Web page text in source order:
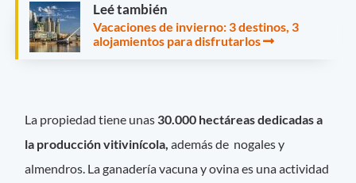
Leé también
Vacaciones de invierno: 3 destinos, 3
alojamientos para disfrutarlos
La propiedad tiene unas 30.000 hectáreas dedicadas a
la producción vitivinícola, además de nogales y
almendros. La ganadería vacuna y ovina es una actividad